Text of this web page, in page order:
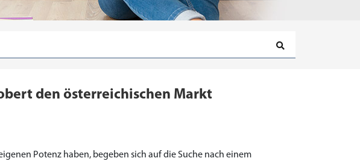
den österreichischen Markt
Potenz haben, begeben sich auf die Suche nach einem